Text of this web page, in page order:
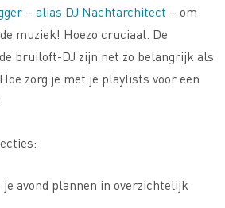
– alias DJ Nachtarchitect – om
muziek! Hoezo cruciaal. De
bruiloft-DJ zijn net zo belangrijk als
zorg je met je playlists voor een
je avond plannen in overzichtelijk